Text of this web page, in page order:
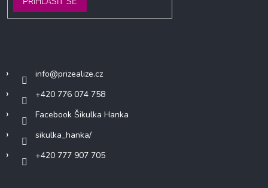
info@prizealize.cz
+420 776 074 758
Facebook Šikulka Hanka
sikulka_hanka/
+420 777 907 705